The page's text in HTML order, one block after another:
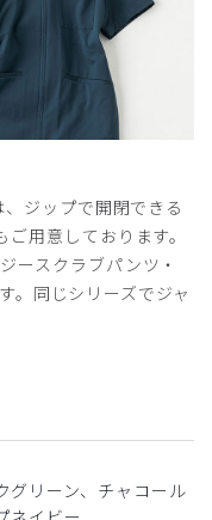
スクラブ・LUXE/ブ
、ジップで開閉できる
用意しております。
ースクラブパンツ・
。同じシリーズでジャ
グリーン、チャコール